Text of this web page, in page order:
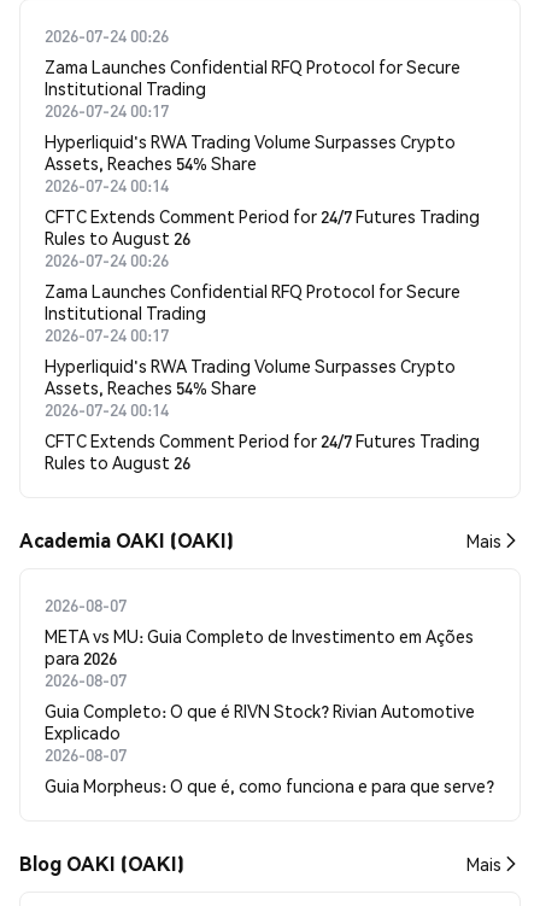
2026-07-24 00:26
Zama Launches Confidential RFQ Protocol for Secure
Institutional Trading
2026-07-24 00:17
Hyperliquid's RWA Trading Volume Surpasses Crypto
Assets, Reaches 54% Share
2026-07-24 00:14
CFTC Extends Comment Period for 24/7 Futures Trading
Rules to August 26
2026-07-24 00:26
Zama Launches Confidential RFQ Protocol for Secure
Institutional Trading
2026-07-24 00:17
Hyperliquid's RWA Trading Volume Surpasses Crypto
Assets, Reaches 54% Share
2026-07-24 00:14
CFTC Extends Comment Period for 24/7 Futures Trading
Rules to August 26
Academia OAKI (OAKI) Mais
2026-08-07
META vs MU: Guia Completo de Investimento em Ações
para 2026
2026-08-07
Guia Completo: O que é RIVN Stock? Rivian Automotive
Explicado
2026-08-07
Guia Morpheus: O que é, como funciona e para que serve?
Blog OAKI (OAKI) Mais